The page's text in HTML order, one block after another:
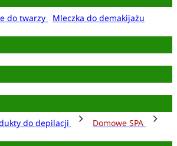
do twarzy
Mleczka do demakijażu
do depilacji
Domowe SPA